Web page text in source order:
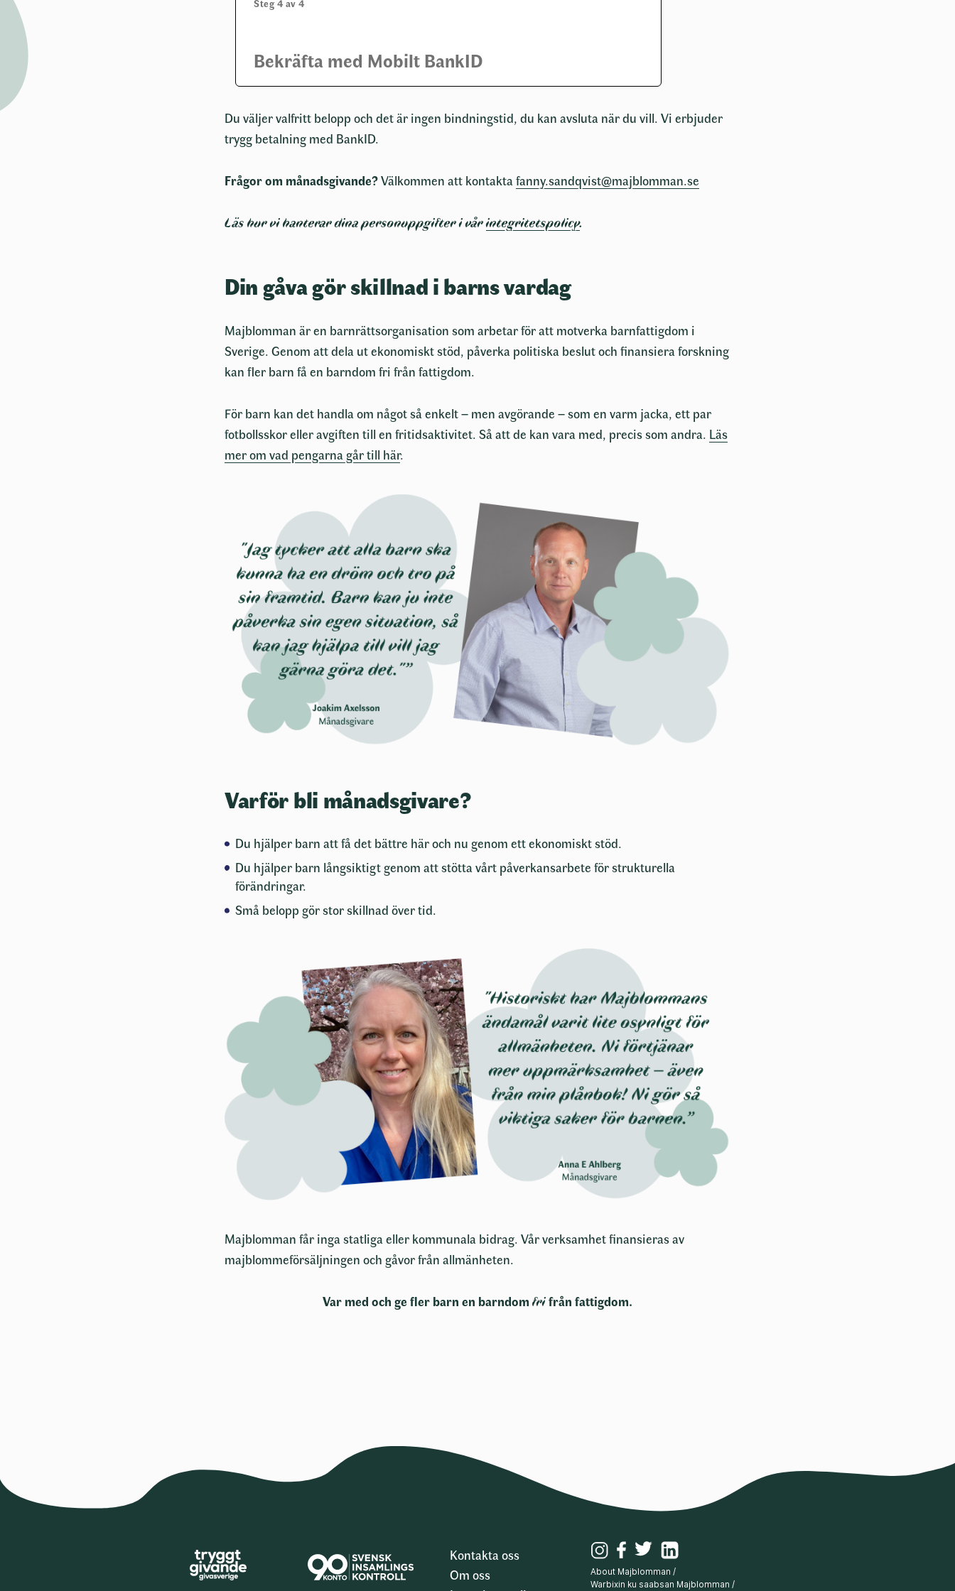
Ange adress
Postnummer *
Ort *
Ange ort
Mejl *
Ange e-post
Vi skickar en bekräftelse till dig.
Mobilnummer behöver fyllas i.
Kontonummer anges
Dina bankkonton kan hämtas automatiskt via Mobilt BankID eller
anges manuellt.
Automatiskt Manuellt
Jag vill ge
månadsbelopp 0
Hämta med Mobilt BankID
Steg 4 av 4
Bekräfta med Mobilt BankID
Något gick fel
Försök igen
Tillbaka
Du väljer valfritt belopp och det är ingen bindningstid, du kan avsluta när du vill. Vi erbjuder
trygg betalning med BankID.
Frågor om månadsgivande?Välkommen att kontaktafanny.sandqvist@majblomman.se
Läs hur vi hanterar dina personuppgifter i vårintegritetspolicy.
Din gåva gör skillnad i barns vardag
Majblomman är en barnrättsorganisation som arbetar för att motverka barnfattigdom i
Sverige. Genom att dela ut ekonomiskt stöd, påverka politiska beslut och finansiera forskning
kan fler barn få en barndom fri från fattigdom.
För barn kan det handla om något så enkelt – men avgörande – som en varm jacka, ett par
fotbollsskor eller avgiften till en fritidsaktivitet. Så att de kan vara med, precis som andra. Läs
mer om vad pengarna går till här.
Varför bli månadsgivare?
Du hjälper barn att få det bättre här och nu genom ett ekonomiskt stöd.
Du hjälper barn långsiktigt genom att stötta vårt påverkansarbete för strukturella
förändringar.
Små belopp gör stor skillnad över tid.
Majblomman får inga statliga eller kommunala bidrag. Vår verksamhet finansieras av
majblommeförsäljningen och gåvor från allmänheten.
Var med och ge fler barn en barndom frifrån fattigdom.
Kontakta oss
Om oss
About Majblomman /
Warbixin ku saabsan Majblomman /